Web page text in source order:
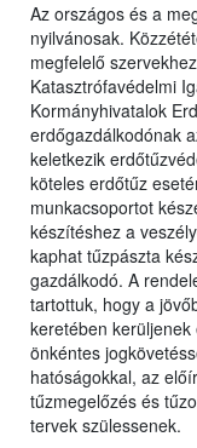
Az országos és a
nyilvánosak.
megfelelő
Katasztrófavédelmi
Kormányhivatalok
erdőgazdálkodónak
keletkezik
köteles erdőtűz
munkacsoportot
készítéshez a
kaphat tűzpászta
gazdálkodó. A
tartottuk, hogy a
keretében
önkéntes
hatóságokkal, az
tűzmegelőzés és
tervek szülessenek.